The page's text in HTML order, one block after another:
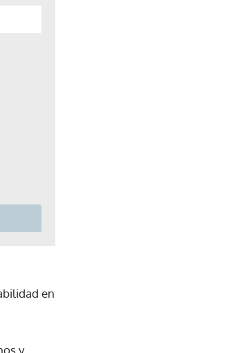
en
y